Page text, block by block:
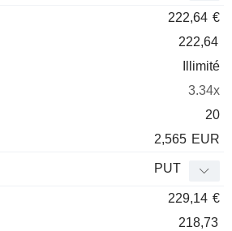
222,64 €
222,64
Illimité
3.34x
20
2,565 EUR
PUT
229,14 €
218,73